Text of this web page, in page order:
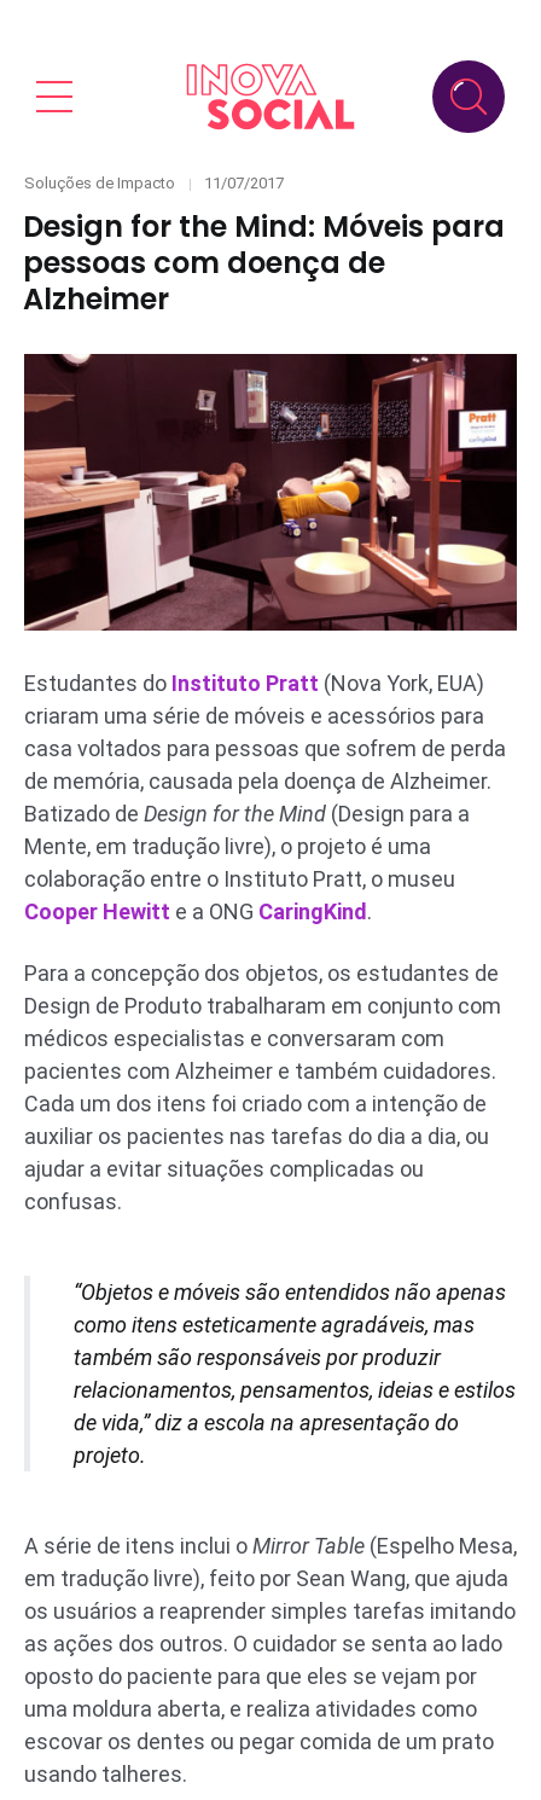
Categories
Soluções de Impacto
Posted
11/07/2017
Design for the Mind: Móveis para
pessoas com doença de
Alzheimer
Estudantes do Instituto Pratt (Nova York, EUA)
criaram uma série de móveis e acessórios para
casa voltados para pessoas que sofrem de perda
de memória, causada pela doença de Alzheimer.
Batizado de Design for the Mind (Design para a
Mente, em tradução livre), o projeto é uma
colaboração entre o Instituto Pratt, o museu
Cooper Hewitt e a ONG CaringKind.
Para a concepção dos objetos, os estudantes de
Design de Produto trabalharam em conjunto com
médicos especialistas e conversaram com
pacientes com Alzheimer e também cuidadores.
Cada um dos itens foi criado com a intenção de
auxiliar os pacientes nas tarefas do dia a dia, ou
ajudar a evitar situações complicadas ou
confusas.
“Objetos e móveis são entendidos não apenas
como itens esteticamente agradáveis, mas
também são responsáveis por produzir
relacionamentos, pensamentos, ideias e estilos
de vida,” diz a escola na apresentação do
projeto.
A série de itens inclui oMirror Table (Espelho Mesa,
em tradução livre), feito por Sean Wang, que ajuda
os usuários a reaprender simples tarefas imitando
as ações dos outros. O cuidador se senta ao lado
oposto do paciente para que eles se vejam por
uma moldura aberta, e realiza atividades como
escovar os dentes ou pegar comida de um prato
usando talheres.